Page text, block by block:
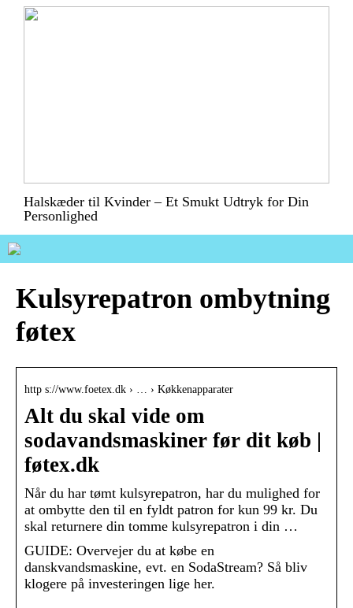
Halskæder til Kvinder – Et Smukt Udtryk for Din
Personlighed
Kulsyrepatron ombytning
føtex
http s://www.foetex.dk › … › Køkkenapparater
Alt du skal vide om
sodavandsmaskiner før dit køb |
føtex.dk
Når du har tømt kulsyrepatron, har du mulighed for
at ombytte den til en fyldt patron for kun 99 kr. Du
skal returnere din tomme kulsyrepatron i din …
GUIDE: Overvejer du at købe en
danskvandsmaskine, evt. en SodaStream? Så bliv
klogere på investeringen lige her.